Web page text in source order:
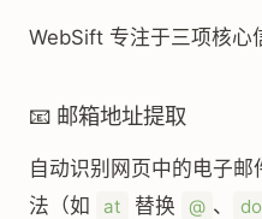
WebSift 专注于三项核心
📧 邮箱地址提取
自动识别网页中的电子
法（如
at 替换 @ 、